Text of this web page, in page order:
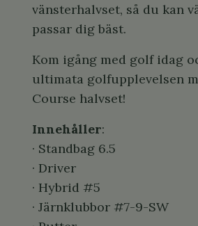
vänsterhalvset, så du kan
passar dig bäst.
Kom igång med golf idag
ultimata golfupplevelsen
Course halvset!
Innehåller:
· Standbag 6.5
· Driver
· Hybrid #5
· Järnklubbor #7-9-SW